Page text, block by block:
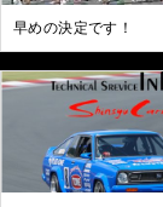
早めの決定です！